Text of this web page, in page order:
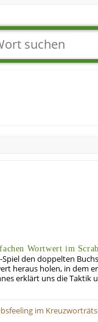
Wortwert im
den doppelten
heraus holen, in dem
erklärt uns die
im